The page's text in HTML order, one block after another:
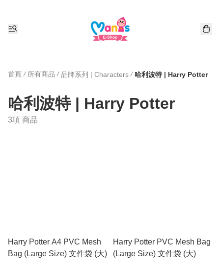
首頁 / 所有商品 / 品牌系列 | Characters / 哈利波特 | Harry Potter
哈利波特 | Harry Potter
3項 商品
Harry Potter A4 PVC Mesh
Bag (Large Size) 文件袋 (大)
Harry Potter PVC Mesh Bag
(Large Size) 文件袋 (大)